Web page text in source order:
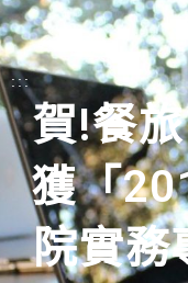
:::
賀!餐
獲「
院實務